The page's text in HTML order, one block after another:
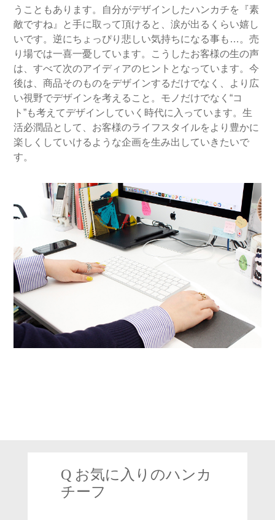
うこともあります。自分がデザインしたハンカチを『素
敵ですね』と手に取って頂けると、涙が出るくらい嬉し
いです。逆にちょっぴり悲しい気持ちになる事も…。売
り場では一喜一憂しています。こうしたお客様の生の声
は、すべて次のアイディアのヒントとなっています。今
後は、商品そのものをデザインするだけでなく、より広
い視野でデザインを考えること。モノだけでなく“コ
ト”も考えてデザインしていく時代に入っています。生
活必潤品として、お客様のライフスタイルをより豊かに
楽しくしていけるような企画を生み出していきたいで
す。
Q お気に入りのハンカ
チーフ